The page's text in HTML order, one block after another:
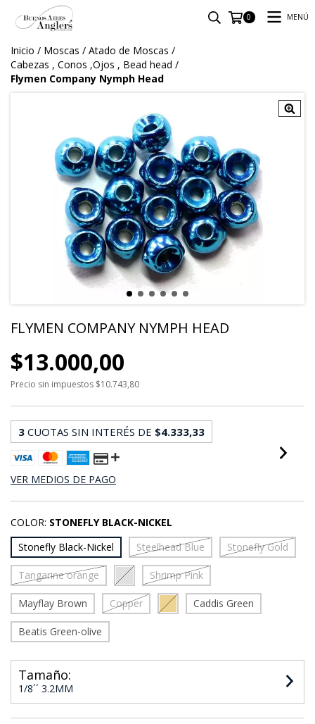
0 MENÚ
Inicio / Moscas / Atado de Moscas /
Cabezas , Conos ,Ojos , Bead head /
Flymen Company Nymph Head
FLYMEN COMPANY NYMPH HEAD
$13.000,00
Precio sin impuestos $10.743,80
3 CUOTAS SIN INTERÉS DE $4.333,33
VER MEDIOS DE PAGO
COLOR: STONEFLY BLACK-NICKEL
Stonefly Black-Nickel
Steelhead Blue Stonefly Gold
Tangarine orange Shrimp Pink
Mayflay Brown Copper Caddis Green
Beatis Green-olive
Tamaño:
1/8´´ 3.2MM